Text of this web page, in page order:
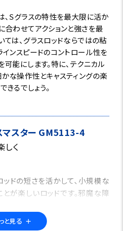
、Sグラスの特性を最大限に活か
合わせてアクションと強さを最
ては、グラスロッドならではの粘
インスピードのコントロール性を
能にします。特に、テクニカル
な操作性とキャスティングの楽
るでしょう。
マスター GM5113-4
く
ドの短さを活かして、小規模な
が楽しいロッドです。邪魔な障
性は特筆モノです。エキスパート
と見る ＋